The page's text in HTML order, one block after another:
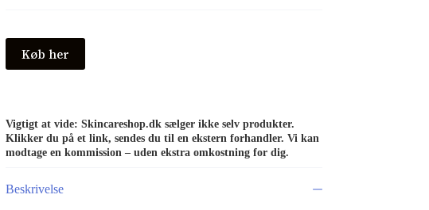
Køb her
Vigtigt at vide: Skincareshop.dk sælger ikke selv produkter.
Klikker du på et link, sendes du til en ekstern forhandler. Vi kan
modtage en kommission – uden ekstra omkostning for dig.
Beskrivelse